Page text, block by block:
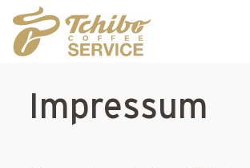
Zum Hauptinhalt springen
Impressum